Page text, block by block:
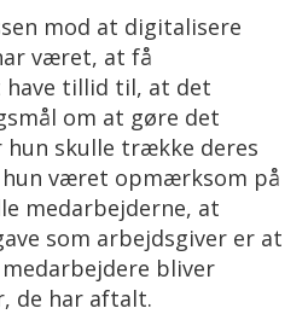
mod at digitalisere
været, at få
have tillid til, at det
om at gøre det
hun skulle trække deres
været opmærksom på
medarbejderne, at
som arbejdsgiver er at
bliver
de har aftalt.